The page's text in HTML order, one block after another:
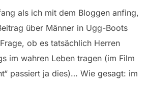
als ich mit dem Bloggen anfing,
über Männer in Ugg-Boots
ob es tatsächlich Herren
im wahren Leben tragen (im Film
passiert ja dies)… Wie gesagt: im